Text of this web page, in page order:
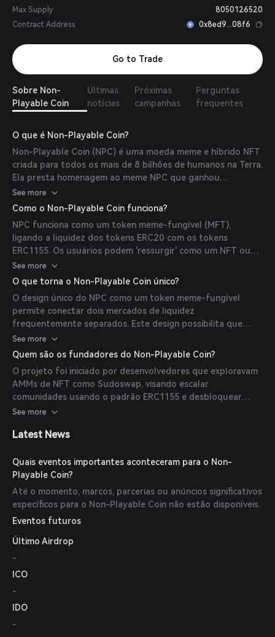
Max Supply
8050126520
Contract Address
0x8ed9...08f6
Go to Trade
Sobre Non-
Playable Coin
Últimas
notícias
Próximas
campanhas
Perguntas
frequentes
O que é Non-Playable Coin?
Non-Playable Coin (NPC) é uma moeda meme e híbrido NFT
criada para todos os mais de 8 bilhões de humanos na Terra.
Ela presta homenagem ao meme NPC que ganhou
popularidade em 2018. Cada token NPC é conversível em
um NFT na proporção de 1:1, permitindo que seja
negociado tanto como um token ERC20 quanto como um
NFT ERC1155.
See more
Como o Non-Playable Coin funciona?
NPC funciona como um token meme-fungível (MFT),
ligando a liquidez dos tokens ERC20 com os tokens
ERC1155. Os usuários podem 'ressurgir' como um NFT ou
'se transformar' em uma moeda meme usando o dApp. A
forma mais líquida para negociação é como um token
ERC20.
See more
O que torna o Non-Playable Coin único?
O design único do NPC como um token meme-fungível
permite conectar dois mercados de liquidez
frequentemente separados. Este design possibilita que
mais pessoas possuam uma 'parte da cultura' como NFTs,
enquanto também negociam o token em exchanges
See more
Quem são os fundadores do Non-Playable Coin?
O projeto foi iniciado por desenvolvedores que exploravam
AMMs de NFT como Sudoswap, visando escalar
comunidades usando o padrão ERC1155 e desbloquear
liquidez tornando os tokens fungíveis como um ERC20.
See more
Latest News
Quais eventos importantes aconteceram para o Non-
Playable Coin?
Até o momento, marcos, parcerias ou anúncios significativos
específicos para o Non-Playable Coin não estão disponíveis.
Eventos futuros
Último Airdrop
-
ICO
-
IDO
-